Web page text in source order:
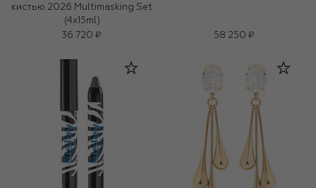
кистью 2026 Multimasking Set
(4x15ml)
36 720 ₽
58 250 ₽